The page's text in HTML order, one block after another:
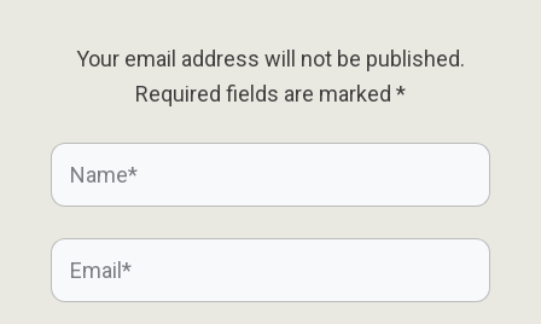
Your email address will not be published.
Required fields are marked *